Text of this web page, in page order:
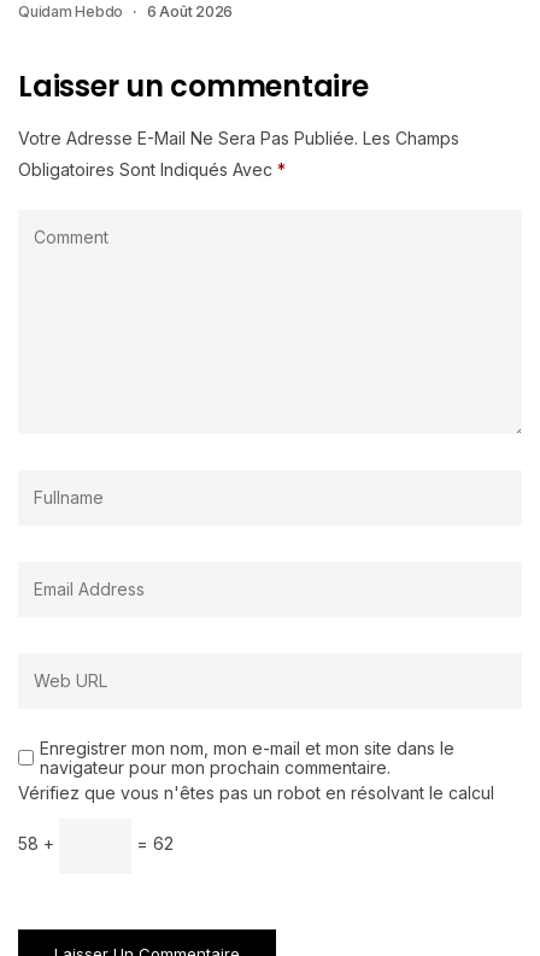
Quidam Hebdo 6 Août 2026
Laisser un commentaire
Votre Adresse E-Mail Ne Sera Pas Publiée. Les Champs
Obligatoires Sont Indiqués Avec *
Enregistrer mon nom, mon e-mail et mon site dans le
navigateur pour mon prochain commentaire.
Vérifiez que vous n'êtes pas un robot en résolvant le calcul
58 + = 62